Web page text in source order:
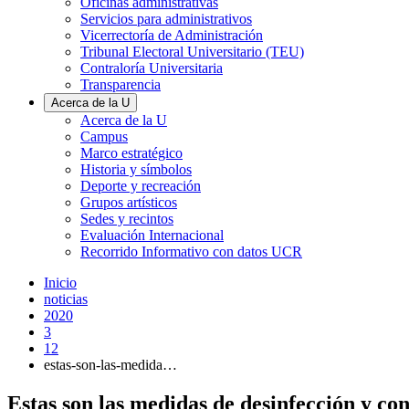
Servicios para administrativos
Vicerrectoría de Administración
Tribunal Electoral Universitario (TEU)
Contraloría Universitaria
Transparencia
Acerca de la U
Acerca de la U
Campus
Marco estratégico
Historia y símbolos
Deporte y recreación
Grupos artísticos
Sedes y recintos
Evaluación Internacional
Recorrido Informativo con datos UCR
Inicio
noticias
2020
3
12
estas-son-las-medida…
Estas son las medidas de desinfección y